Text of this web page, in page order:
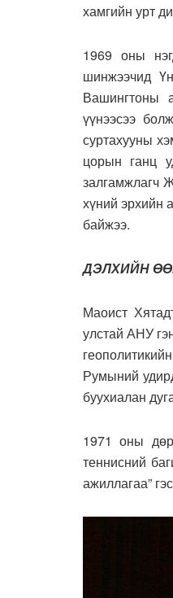
хамгийн урт
1969 оны
шинжээчид
Вашингтоны
үүнээсээ
суртахууны
цорын ганц
залгамжлагч
хүний эрхийн
байжээ.
ДЭЛХИЙН
Маоист
улстай АНУ
Румыний
буухиалан
1971 оны
теннисний
ажиллагаа”